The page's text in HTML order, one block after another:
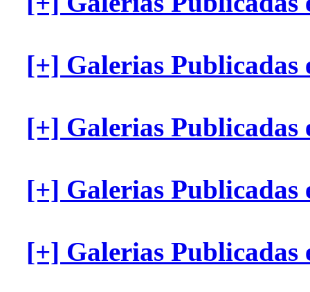
[+] Galerias Publicadas
[+] Galerias Publicadas
[+] Galerias Publicadas
[+] Galerias Publicadas